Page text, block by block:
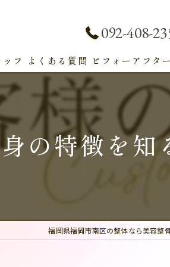
092-408-
フ よくある質問 ビフォーアフター
の特徴を
福岡県福岡市南区の整体なら美容整